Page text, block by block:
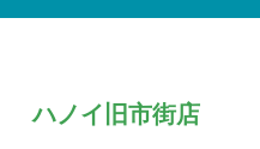
ハノイ旧市街店